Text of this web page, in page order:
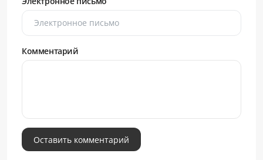
Комментарий
Оставить комментарий